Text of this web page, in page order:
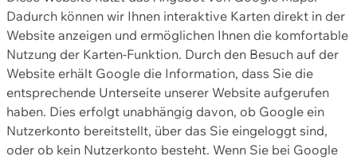
Dadurch können wir Ihnen interaktive Karten direkt in der
Website anzeigen und ermöglichen Ihnen die komfortable
Nutzung der Karten-Funktion. Durch den Besuch auf der
Website erhält Google die Information, dass Sie die
entsprechende Unterseite unserer Website aufgerufen
haben. Dies erfolgt unabhängig davon, ob Google ein
Nutzerkonto bereitstellt, über das Sie eingeloggt sind,
oder ob kein Nutzerkonto besteht. Wenn Sie bei Google